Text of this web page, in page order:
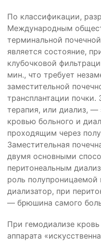
По классификации,
Международным
терминальной
является состояние,
клубочковой
мин., что требует
заместительной
трансплантации почки.
терапия, или диализ,
кровью больного и
проходящим через
Заместительная
двумя основными
перитонеальным
роль
диализатор, при
— брюшина самого
При гемодиализе
аппарата